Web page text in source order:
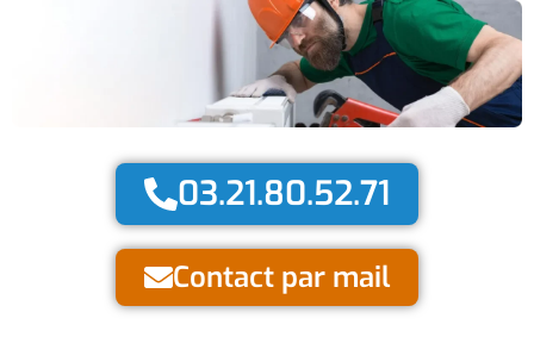
03.21.80.52.71
Contact par mail